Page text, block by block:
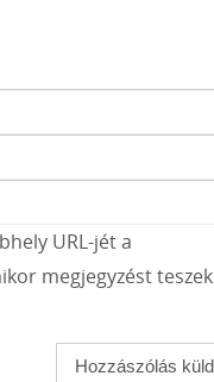
URL-jét a
megjegyzést teszek